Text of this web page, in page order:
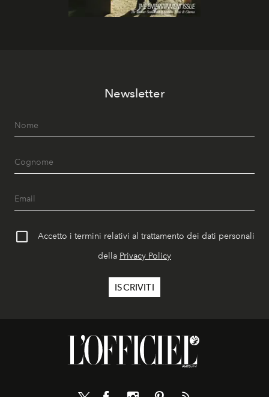
Newsletter
Accetto i termini relativi al trattamento dei dati personali
della Privacy Policy